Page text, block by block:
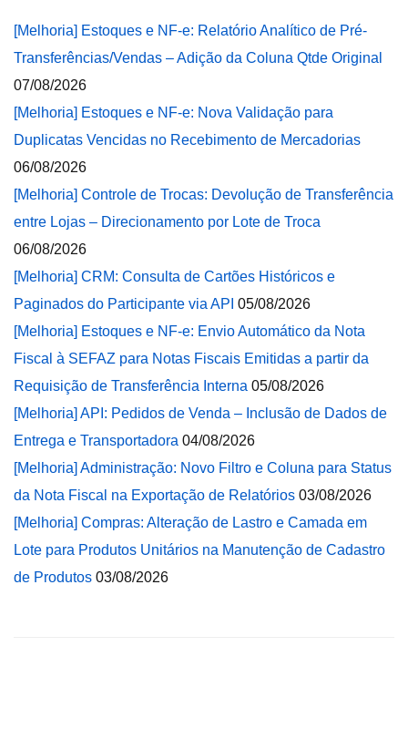
[Melhoria] Estoques e NF-e: Relatório Analítico de Pré-
Transferências/Vendas – Adição da Coluna Qtde Original
07/08/2026
[Melhoria] Estoques e NF-e: Nova Validação para
Duplicatas Vencidas no Recebimento de Mercadorias
06/08/2026
[Melhoria] Controle de Trocas: Devolução de Transferência
entre Lojas – Direcionamento por Lote de Troca
06/08/2026
[Melhoria] CRM: Consulta de Cartões Históricos e
Paginados do Participante via API 05/08/2026
[Melhoria] Estoques e NF-e: Envio Automático da Nota
Fiscal à SEFAZ para Notas Fiscais Emitidas a partir da
Requisição de Transferência Interna 05/08/2026
[Melhoria] API: Pedidos de Venda – Inclusão de Dados de
Entrega e Transportadora 04/08/2026
[Melhoria] Administração: Novo Filtro e Coluna para Status
da Nota Fiscal na Exportação de Relatórios 03/08/2026
[Melhoria] Compras: Alteração de Lastro e Camada em
Lote para Produtos Unitários na Manutenção de Cadastro
de Produtos 03/08/2026